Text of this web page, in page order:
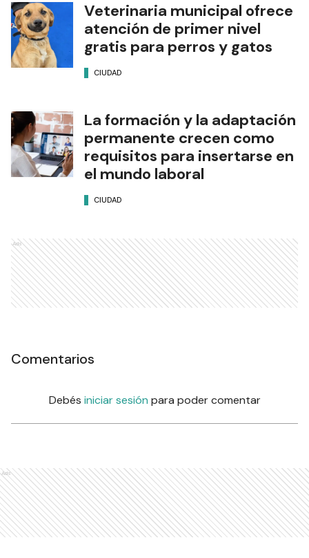
Veterinaria municipal ofrece
atención de primer nivel
gratis para perros y gatos
CIUDAD
La formación y la adaptación
permanente crecen como
requisitos para insertarse en
el mundo laboral
CIUDAD
Ads
Comentarios
Debés iniciar sesión para poder comentar
Ads